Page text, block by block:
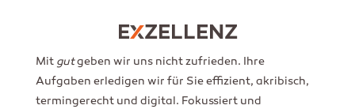
E ZELLENZ
Mit gutgeben wir uns nicht zufrieden. Ihre
Aufgaben erledigen wir für Sie effizient, akribisch,
termingerecht und digital. Fokussiert und